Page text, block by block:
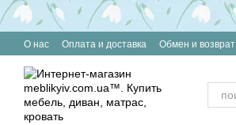
Перейти к основному контенту
О нас Оплата и доставка Обмен и возврат